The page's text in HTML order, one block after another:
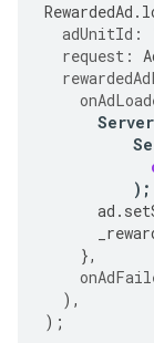
RewardedAd .
adUnitId:
request:
);
ad .
},
),
);